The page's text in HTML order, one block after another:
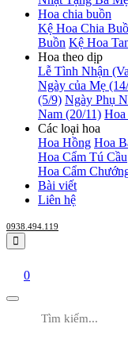
Hoa chia buồn
Kệ Hoa Chia
Buồn Kệ Hoa
Hoa theo dịp
Lễ Tình Nhận
Ngày của Mẹ
(5/9) Ngày Phụ
Nam (20/11)
Các loại hoa
Hoa Hồng Hoa
Hoa Cẩm Tú Cầu
Hoa Cẩm
Bài viết
Liên hệ
0938.494.119
0